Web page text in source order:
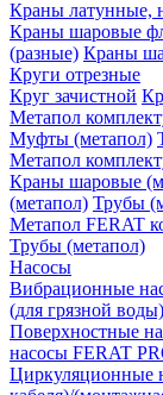
Краны латунные,
Краны шаровые
(разные) Краны
Круги отрезные
Круг зачистной
Метапол
Муфты (метапол)
Метапол
Краны шаровые
(метапол) Трубы
Метапол FERAT
Трубы (метапол)
Насосы
Вибрационные
(для грязной воды)
Поверхностные
насосы FERAT
Циркуляционные